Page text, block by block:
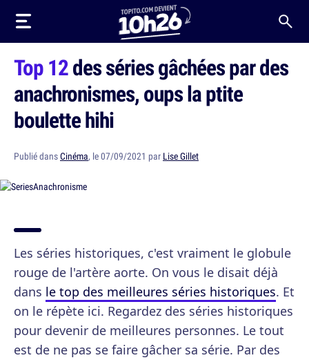
Top 12des séries gâchées par des
anachronismes, oups la ptite
boulette hihi
Publié dansCinéma, le 07/09/2021 par Lise Gillet
Les séries historiques, c'est vraiment le globule
rouge de l'artère aorte. On vous le disait déjà
dans le top des meilleures séries historiques. Et
on le répète ici. Regardez des séries historiques
pour devenir de meilleures personnes. Le tout
est de ne pas se faire gâcher sa série. Par des